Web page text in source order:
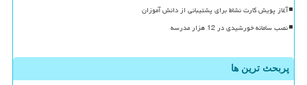
آغاز پویش کارت نشاط برای پشتیبانی از دانش آموزان
نصب سامانه خورشیدی در 12 هزار مدرسه
پربحث ترین ها